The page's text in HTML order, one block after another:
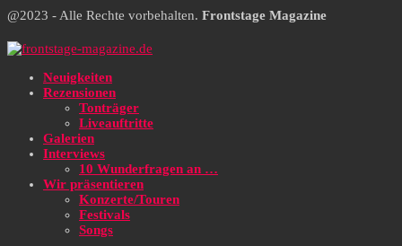
@2023 - Alle Rechte vorbehalten. Frontstage Magazine
Neuigkeiten
Rezensionen
Tonträger
Liveauftritte
Galerien
Interviews
10 Wunderfragen an …
Wir präsentieren
Konzerte/Touren
Festivals
Songs